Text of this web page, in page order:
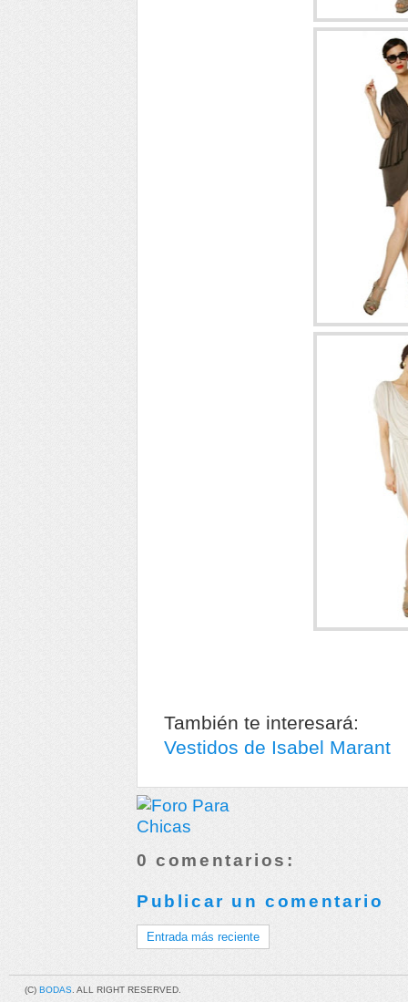
También te interesará:
Vestidos de Isabel Marant
0 comentarios:
Publicar un comentario
Entrada más reciente
(C) BODAS . ALL RIGHT RESERVED.